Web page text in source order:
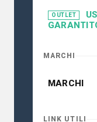
OUTLET
MARCHI
MARCHI
LINK UTILI